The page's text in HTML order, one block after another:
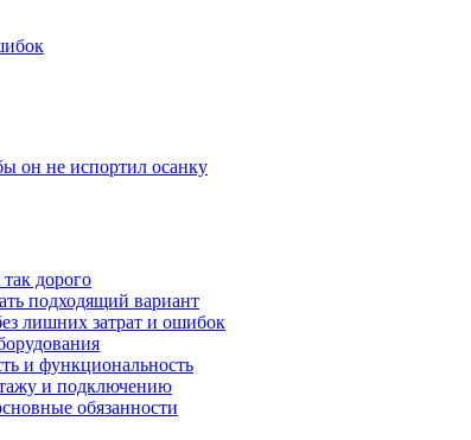
он не испортил осанку
дорого
подходящий вариант
лишних затрат и ошибок
и функциональность
и подключению
обязанности